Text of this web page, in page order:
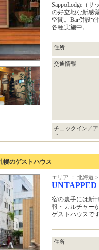
SappoLodge（
の好立地な新感
空間。Bar併設
各種実施中。
住所
交通情報
チェックイン／
ト
幌のゲストハウス
エリア ： 北海道
宿の裏手には新
報・カルチャー
ゲストハウスで
住所